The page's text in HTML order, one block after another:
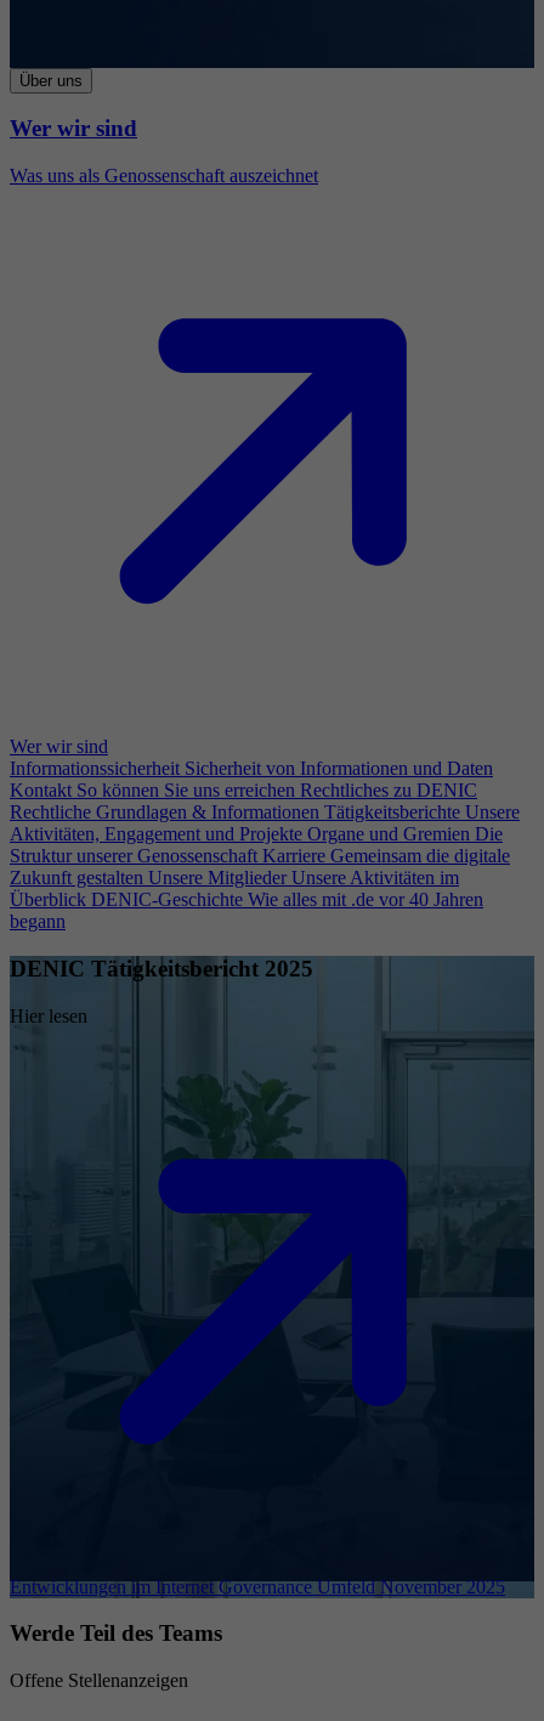
Über uns
Wer wir sind
Was uns als Genossenschaft auszeichnet
Wer wir sind
Informationssicherheit Sicherheit von Informationen und Daten
Kontakt So können Sie uns erreichen Rechtliches zu DENIC
Rechtliche Grundlagen & Informationen Tätigkeitsberichte Unsere
Aktivitäten, Engagement und Projekte Organe und Gremien Die
Struktur unserer Genossenschaft Karriere Gemeinsam die digitale
Zukunft gestalten Unsere Mitglieder Unsere Aktivitäten im
Überblick DENIC-Geschichte Wie alles mit .de vor 40 Jahren
begann
DENIC Tätigkeitsbericht 2025
Hier lesen
Entwicklungen im Internet Governance Umfeld November 2025
Werde Teil des Teams
Offene Stellenanzeigen